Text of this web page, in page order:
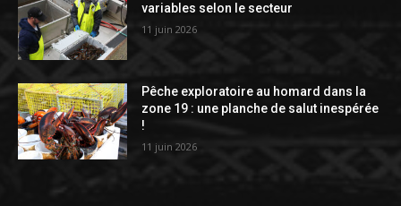
variables selon le secteur
11 juin 2026
Pêche exploratoire au homard dans la
zone 19 : une planche de salut inespérée
!
11 juin 2026